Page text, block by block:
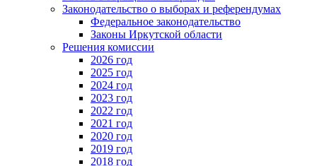
Законодательство о выборах и референдумах
Федеральное законодательство
Законы Иркутской области
Решения комиссии
2026 год
2025 год
2024 год
2023 год
2022 год
2021 год
2020 год
2019 год
2018 год